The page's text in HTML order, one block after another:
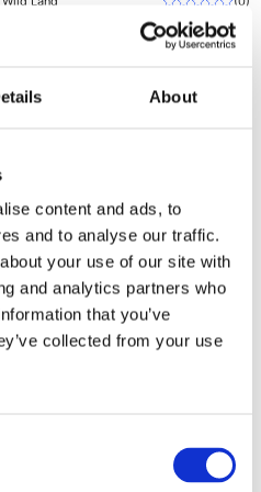
About
content and ads, to
and to analyse our traffic.
your use of our site with
and analytics partners who
that you’ve
collected from your use
Kaasujousen lukko kattotelttaan
Lisätukea kovalla tuulella
Rock Cruiser -malleihin
Wild Land
Wild Land tikaspussi
Suojaa autoa lialta
Sopii kaikkiin Wild Land -
tikkaisiin
Vankka kaasujousi